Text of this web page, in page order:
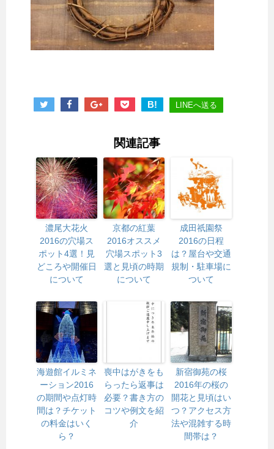
B! LINEへ送る
関連記事
濃尾大花火
2016の穴場ス
ポット4選！見
どころや開催日
について
京都の紅葉
2016オススメ
穴場スポット3
選と見頃の時期
について
成田祇園祭
2016の日程
は？屋台や交通
規制・駐車場に
ついて
海遊館イルミネ
ーション2016
の期間や点灯時
間は？チケット
の料金はいく
ら？
喪中はがきをも
らったら返事は
必要？書き方の
コツや例文を紹
介
新宿御苑の桜
2016年の桜の
開花と見頃はい
つ？アクセス方
法や混雑する時
間帯は？